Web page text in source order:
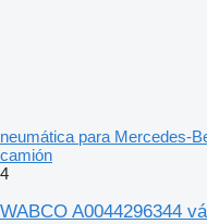
neumática para Mercedes-
camión
4
WABCO A0044296344